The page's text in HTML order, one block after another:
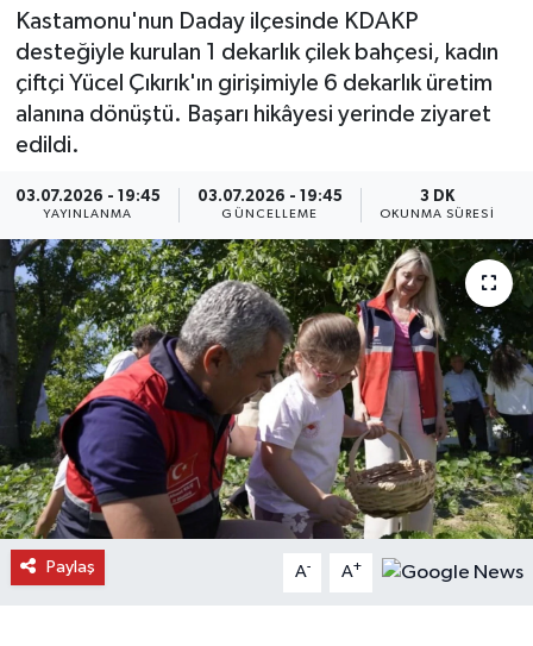
Kastamonu'nun Daday ilçesinde KDAKP
desteğiyle kurulan 1 dekarlık çilek bahçesi, kadın
çiftçi Yücel Çıkırık'ın girişimiyle 6 dekarlık üretim
alanına dönüştü. Başarı hikâyesi yerinde ziyaret
edildi.
03.07.2026 - 19:45
YAYINLANMA
03.07.2026 - 19:45
GÜNCELLEME
3 DK
OKUNMA SÜRESI
Paylaş A- A+
Çatalzeytin Haberleri
Cide Haberleri
Daday Haberleri
Devrekani Haberleri
Doğanyurt Haberleri
Hanönü Haberleri
İhsangazi Haberleri
İnebolu Haberleri
Küre Haberleri